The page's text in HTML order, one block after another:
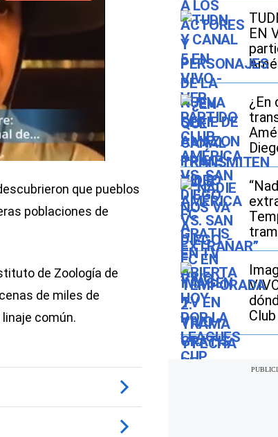
que pueblos
poblaciones de
de Zoología de
de miles de
común.
EN
en
¿En
hoy
en
y
de
San